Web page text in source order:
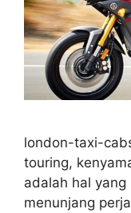
london-taxi-
touring,
adalah hal
menunjang